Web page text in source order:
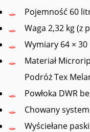
Pojemność 60
Waga 2,32 kg (z
Wymiary 64 × 30
Materiał
Podróż Tex
Powłoka DWR
Chowany
Wyściełane